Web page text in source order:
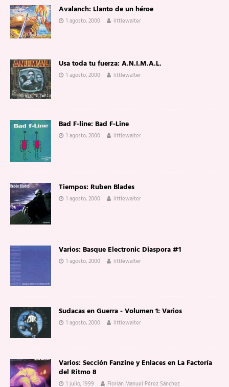
Avalanch: Llanto de un héroe
1 agosto, 2000 littlewalter
Usa toda tu fuerza: A.N.I.M.A.L.
1 agosto, 2000 littlewalter
Bad F-line: Bad F-Line
1 agosto, 2000 littlewalter
Tiempos: Ruben Blades
1 agosto, 2000 littlewalter
Varios: Basque Electronic Diaspora #1
1 agosto, 2000 littlewalter
Sudacas en Guerra - Volumen 1: Varios
1 agosto, 2000 littlewalter
Varios: Sección Fanzine y Enlaces en La Factoría
del Ritmo 8
1 julio, 1999 Florián Manuel Pérez Sánchez